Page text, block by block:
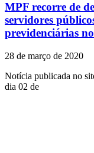
MPF recorre de
servidores
previdenciárias
28 de março de 2020
Notícia publicada no
dia 02 de